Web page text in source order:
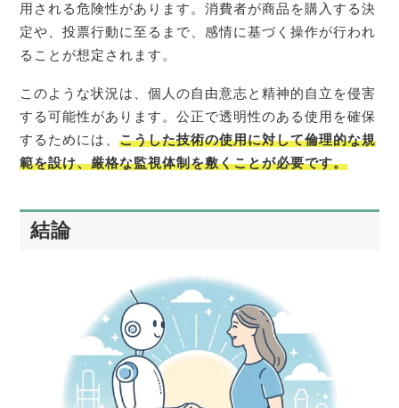
用される危険性があります。消費者が商品を購入する決
定や、投票行動に至るまで、感情に基づく操作が行われ
ることが想定されます。
このような状況は、個人の自由意志と精神的自立を侵害
する可能性があります。公正で透明性のある使用を確保
するためには、こうした技術の使用に対して倫理的な規
範を設け、厳格な監視体制を敷くことが必要です。
結論